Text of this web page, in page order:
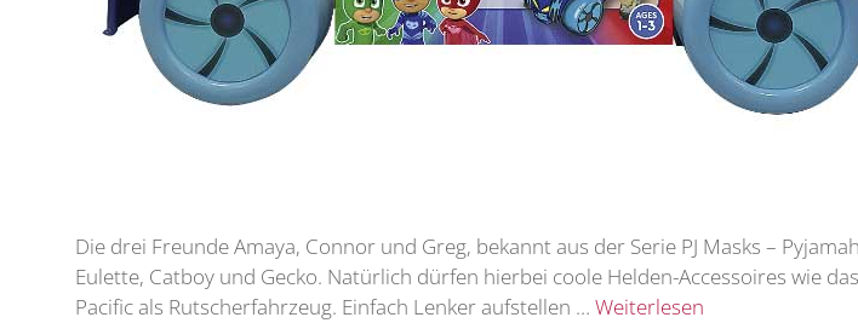
Die drei Freunde Amaya, Connor und Greg, bekannt aus der Serie PJ Masks –
Eulette, Catboy und Gecko. Natürlich dürfen hierbei coole Helden-Accessoires wie
Pacific als Rutscherfahrzeug. Einfach Lenker aufstellen … Weiterlesen